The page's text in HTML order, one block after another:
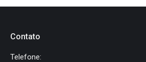
Contato
Telefone: